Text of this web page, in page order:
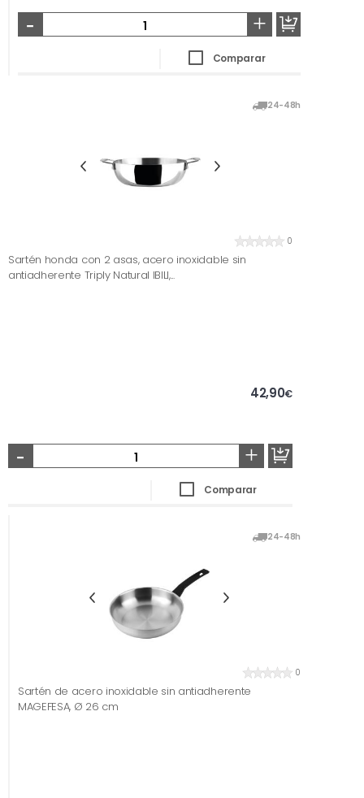
- +
Comparar
24-48h
0
Sartén honda con 2 asas, acero inoxidable sin
antiadherente Triply Natural IBILI,...
42,90€
- +
Comparar
24-48h
0
Sartén de acero inoxidable sin antiadherente
MAGEFESA, Ø 26 cm